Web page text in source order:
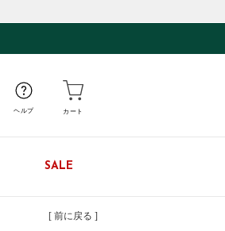
ヘルプ カート
SALE
[ 前に戻る ]